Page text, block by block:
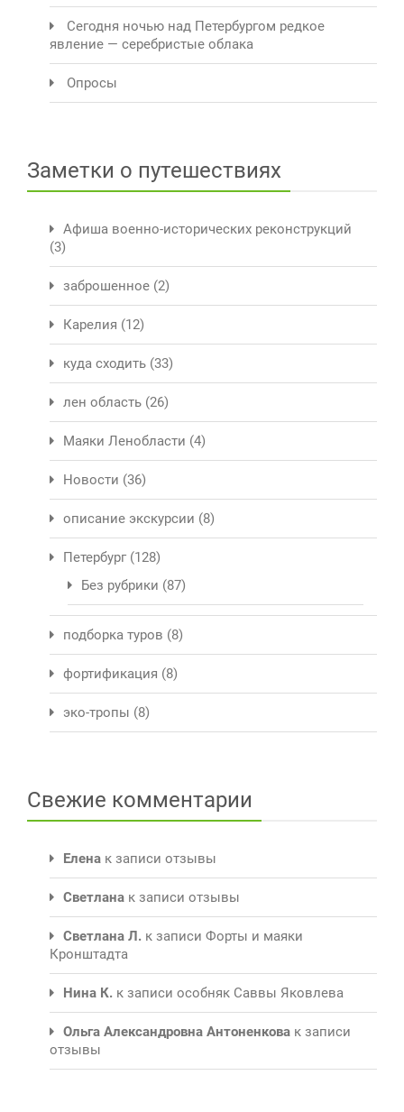
Сегодня ночью над Петербургом редкое
явление — серебристые облака
Опросы
Заметки о путешествиях
Афиша военно-исторических реконструкций
(3)
заброшенное (2)
Карелия (12)
куда сходить (33)
лен область (26)
Маяки Ленобласти (4)
Новости (36)
описание экскурсии (8)
Петербург (128)
Без рубрики (87)
подборка туров (8)
фортификация (8)
эко-тропы (8)
Свежие комментарии
Елена к записи отзывы
Светлана к записи отзывы
Светлана Л. к записи Форты и маяки
Кронштадта
Нина К. к записи особняк Саввы Яковлева
Ольга Александровна Антоненкова к записи
отзывы